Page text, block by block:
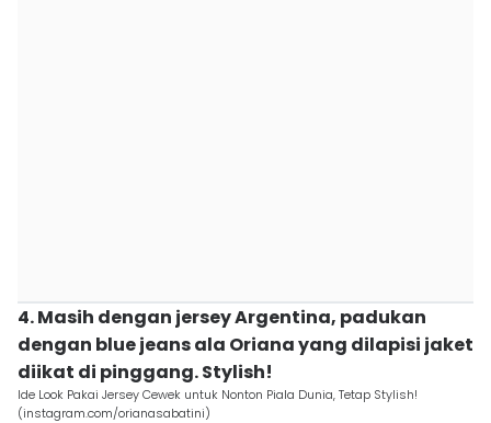
4. Masih dengan jersey Argentina, padukan
dengan blue jeans ala Oriana yang dilapisi jaket
diikat di pinggang. Stylish!
Ide Look Pakai Jersey Cewek untuk Nonton Piala Dunia, Tetap Stylish!
(instagram.com/orianasabatini)